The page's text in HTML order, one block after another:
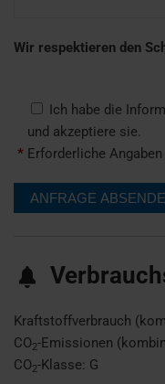
Wir respektieren den
Ich habe die
und akzeptiere sie.
* Erforderliche Angaben
Kraftstoffverbrauch
CO2-Emissionen
CO2-Klasse: G